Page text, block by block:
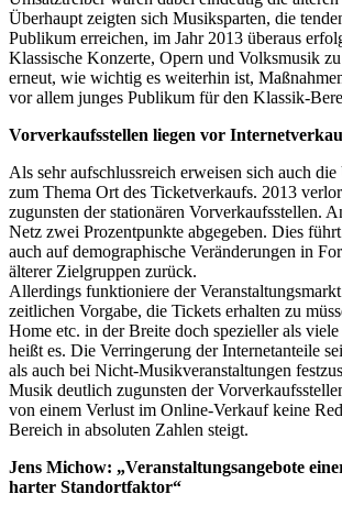
Überhaupt zeigten sich Musiksparten, die
Publikum erreichen, im Jahr 2013 überaus
Klassische Konzerte, Opern und Volksmusik
erneut, wie wichtig es weiterhin ist,
vor allem junges Publikum für den Klassik-
Vorverkaufsstellen liegen vor
Als sehr aufschlussreich erweisen sich auch
zum Thema Ort des Ticketverkaufs. 2013
zugunsten der stationären Vorverkaufsstellen.
Netz zwei Prozentpunkte abgegeben. Dies
auch auf demographische Veränderungen in
älterer Zielgruppen zurück.
Allerdings funktioniere der
zeitlichen Vorgabe, die Tickets erhalten zu
Home etc. in der Breite doch spezieller als
heißt es. Die Verringerung der Internetanteile
als auch bei Nicht-Musikveranstaltungen
Musik deutlich zugunsten der
von einem Verlust im Online-Verkauf keine
Bereich in absoluten Zahlen steigt.
Jens Michow: „Veranstaltungsangebote
harter Standortfaktor“